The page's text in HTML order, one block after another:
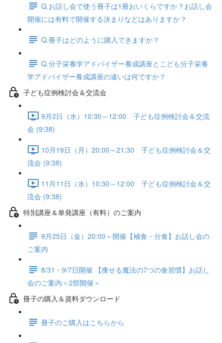
Q.お話し会で使う冊子は1冊おいくらですか？お話し会
開催には有料で開催する決まりなどはありますか？
Q.冊子はどのように購入できますか？
Q.分子栄養学アドバイザー養成講座とこども分子栄養
学アドバイザー養成講座の違いは何ですか？
子ども症例検討会＆交流会
9月2日（水）10:30～12:00 子ども症例検討会＆交流
会 (9:38)
10月19日（月）20:00～21:30 子ども症例検討会＆交
流会 (9:38)
11月11日（水）10:30～12:00 子ども症例検討会＆交
流会 (9:38)
特別講座＆単発講座（有料）のご案内
9月25日（金）20:00～開催【補食・分食】お話し会の
ご案内
8/31・9/7日開催 【痩せる魔法の7つの食習慣】お話し
会のご案内＜2部開催＞
冊子の購入＆資料ダウンロード
冊子のご購入はこちらから